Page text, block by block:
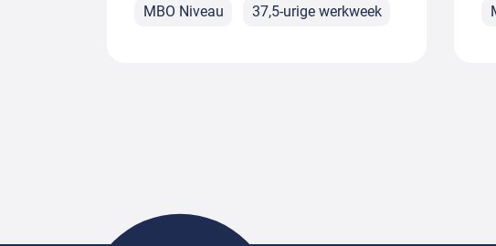
MBO Niveau 37,5-urige werkweek